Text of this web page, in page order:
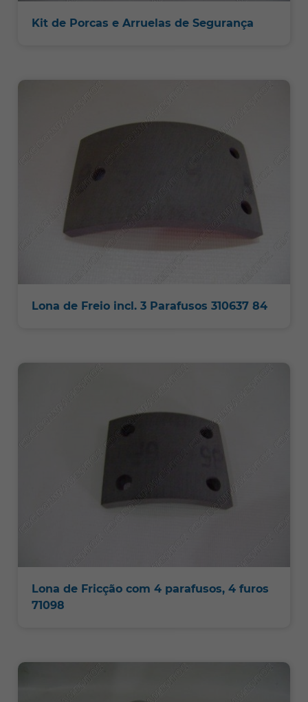
Kit de Porcas e Arruelas de Segurança
Lona de Freio incl. 3 Parafusos 310637 84
Lona de Fricção com 4 parafusos, 4 furos
71098